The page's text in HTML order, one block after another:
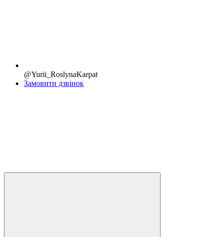
@Yurii_RoslynaKarpat
Замовити дзвінок